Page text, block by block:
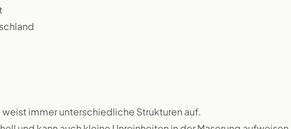
immer unterschiedliche Strukturen auf.